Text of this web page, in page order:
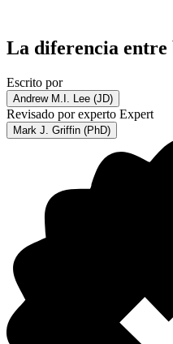
La diferencia entre
Escrito por
Andrew M.I. Lee (JD)
Revisado por experto Expert
Mark J. Griffin (PhD)